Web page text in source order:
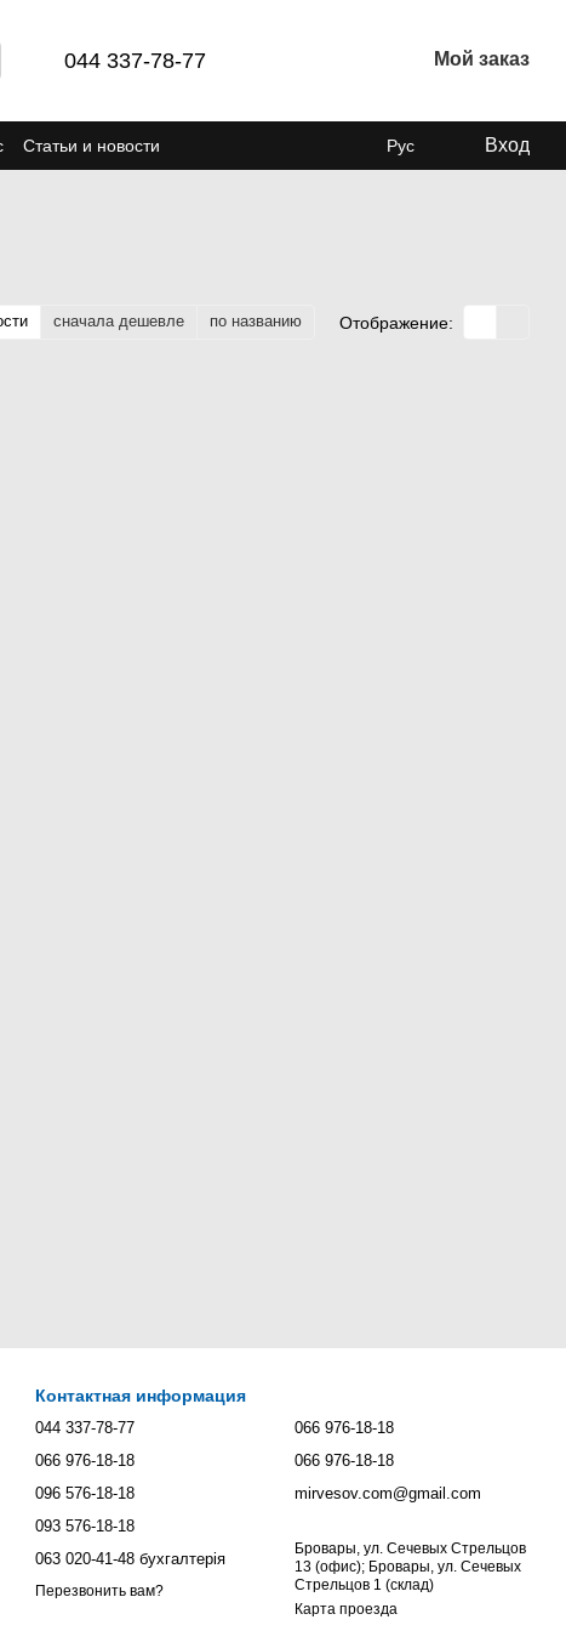
044 337-78-77 Мой заказ
Статьи и новости
Рус Вход
сначала дешевле по названию Отображение:
Контактная информация
044 337-78-77
066 976-18-18
096 576-18-18
093 576-18-18
063 020-41-48 бухгалтерія
Перезвонить вам?
066 976-18-18
066 976-18-18
mirvesov.com@gmail.com
Бровары, ул. Сечевых Стрельцов
13 (офис); Бровары, ул. Сечевых
Стрельцов 1 (склад)
Карта проезда